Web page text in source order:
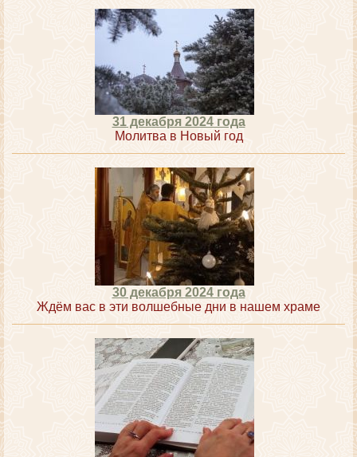
31 декабря 2024 года
Молитва в Новый год
30 декабря 2024 года
Ждём вас в эти волшебные дни в нашем храме